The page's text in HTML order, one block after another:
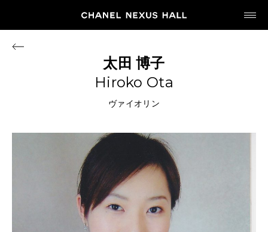
MY CHANEL NEXUS
PROGRAM
2026
太田 博子
Hiroko Ota
ヴァイオリン